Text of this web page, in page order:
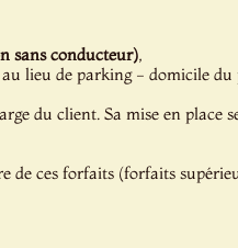
sans conducteur),
lieu de parking - domicile du
du client. Sa mise en place
de ces forfaits (forfaits